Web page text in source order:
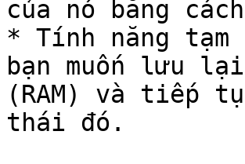
của nó bằng
* Tính năng
bạn muốn lưu
(RAM) và tiếp
thái đó.